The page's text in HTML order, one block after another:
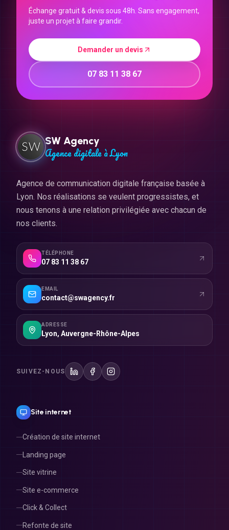
Échange gratuit & devis sous 48h. Sans engagement,
juste un projet à faire grandir.
Demander un devis
07 83 11 38 67
SW Agency
Agence digitale à Lyon
Agence de communication digitale française basée à
Lyon. Nos réalisations se veulent progressistes, et
nous tenons à une relation privilégiée avec chacun de
nos clients.
TÉLÉPHONE
07 83 11 38 67
EMAIL
contact@swagency.fr
ADRESSE
Lyon, Auvergne-Rhône-Alpes
SUIVEZ-NOUS
Site internet
Création de site internet
Landing page
Site vitrine
Site e-commerce
Click & Collect
Refonte de site